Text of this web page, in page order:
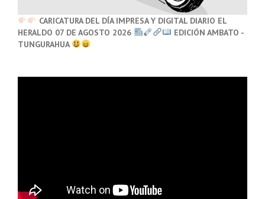
CARICATURA DEL DÍA IMPRESA Y DIGITAL DIARIO EL
HERALDO 07 DE AGOSTO 2026
EDICIÓN AMBATO -
TUNGURAHUA